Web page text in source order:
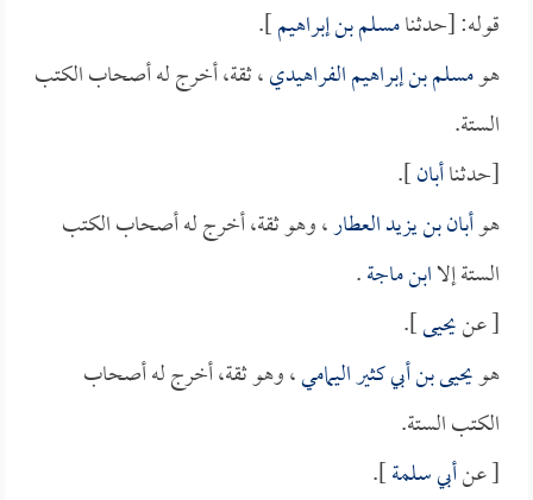
قوله: [حدثنامسلم بن إبراهيم].
هومسلم بن إبراهيم الفراهيدي، ثقة، أخرج له أصحاب الكتب
الستة.
[حدثناأبان].
هوأبان بن يزيد العطار، وهو ثقة، أخرج له أصحاب الكتب
الستة إلاابن ماجة.
[ عنيحيى].
هويحيى بن أبي كثير اليمامي، وهو ثقة، أخرج له أصحاب
الكتب الستة.
[ عنأبي سلمة].